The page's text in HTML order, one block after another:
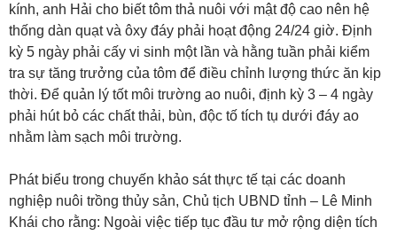
kính, anh Hải cho biết tôm thả nuôi với mật độ cao nên hệ
thống dàn quạt và ôxy đáy phải hoạt động 24/24 giờ. Định
kỳ 5 ngày phải cấy vi sinh một lần và hằng tuần phải kiểm
tra sự tăng trưởng của tôm để điều chỉnh lượng thức ăn kịp
thời. Để quản lý tốt môi trường ao nuôi, định kỳ 3 – 4 ngày
phải hút bỏ các chất thải, bùn, độc tố tích tụ dưới đáy ao
nhằm làm sạch môi trường.
Phát biểu trong chuyến khảo sát thực tế tại các doanh
nghiệp nuôi trồng thủy sản, Chủ tịch UBND tỉnh – Lê Minh
Khái cho rằng: Ngoài việc tiếp tục đầu tư mở rộng diện tích